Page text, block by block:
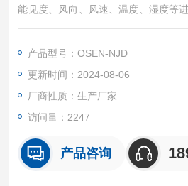
能见度、风向、风速、温度、湿度等
条件下能及时发出警示信息，提高高
产品型号：OSEN-NJD
更新时间：2024-08-06
厂商性质：生产厂家
访问量：2247
产品咨询